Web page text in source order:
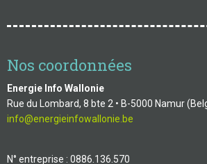
Nos coordonnées
Energie Info Wallonie
Rue du Lombard, 8 bte 2 • B-5000 Namur
info@energieinfowallonie.be
N° entreprise : 0886.136.570